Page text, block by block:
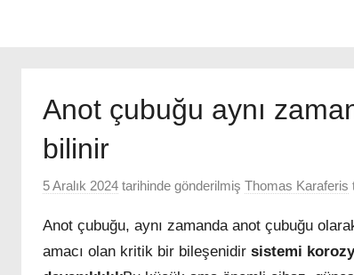
Anot çubuğu aynı
bilinir
5 Aralık 2024 tarihinde gönderilmiş Thomas Karaferis
Anot çubuğu, aynı zamanda anot çubuğu
amacı olan kritik bir bileşenidir sistemi